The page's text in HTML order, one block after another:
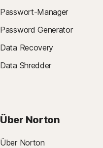
Passwort-Manager
Password Generator
Data Recovery
Data Shredder
Über Norton
Über Norton